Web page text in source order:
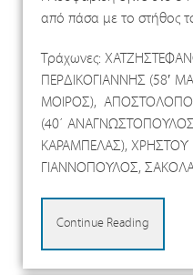
από πάσα με το στήθος
Τράχωνες:
ΠΕΡΔΙΚΟΓΙΑΝΝΗΣ (58′
ΜΟΙΡΟΣ),
(40΄
ΚΑΡΑΜΠΕΛΑΣ), ΧΡΗΣΤΟΥ
ΓΙΑΝΝΟΠΟΥΛΟΣ,
Continue Reading